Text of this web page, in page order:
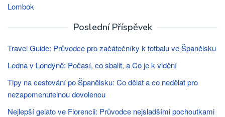
Lombok
Poslední Příspěvek
Travel Guide: Průvodce pro začátečníky k fotbalu ve Španělsku
Ledna v Londýně: Počasí, co sbalit, a Co je k vidění
Tipy na cestování po Španělsku: Co dělat a co nedělat pro
nezapomenutelnou dovolenou
Nejlepší gelato ve Florencii: Průvodce nejsladšími pochoutkami